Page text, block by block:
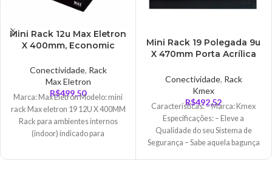
Mini Rack 12u Max Eletron
X 400mm, Economic
Acrílico – 5238
Conectividade, Rack
Max Eletron
R$499,50
Marca: Max Eletron Modelo: mini
rack Max eletron 19 12U X 400MM
Rack para ambientes internos
(indoor) indicado para
Mini Rack 19 Polegada 9u
X 470mm Porta Acrílica
Conectividade, Rack
Kmex
R$492,52
Características: – Marca: Kmex
Especificações: – Eleve a
Qualidade do seu Sistema de
Segurança – Sabe aquela bagunça